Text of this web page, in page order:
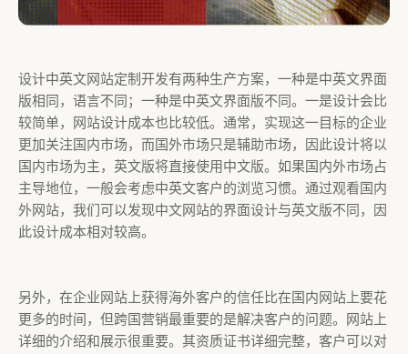
设计中英文网站定制开发有两种生产方案，一种是中英文界面
版相同，语言不同；一种是中英文界面版不同。一是设计会比
较简单，网站设计成本也比较低。通常，实现这一目标的企业
更加关注国内市场，而国外市场只是辅助市场，因此设计将以
国内市场为主，英文版将直接使用中文版。如果国内外市场占
主导地位，一般会考虑中英文客户的浏览习惯。通过观看国内
外网站，我们可以发现中文网站的界面设计与英文版不同，因
此设计成本相对较高。
另外，在企业网站上获得海外客户的信任比在国内网站上要花
更多的时间，但跨国营销最重要的是解决客户的问题。网站上
详细的介绍和展示很重要。其资质证书详细完整，客户可以对